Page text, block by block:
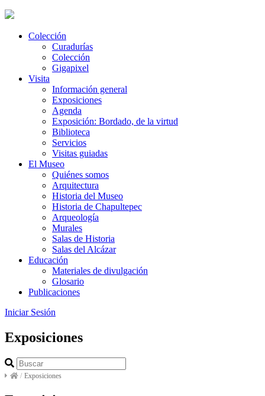
Colección
Curadurías
Colección
Gigapixel
Visita
Información general
Exposiciones
Agenda
Exposición: Bordado, de la virtud
Biblioteca
Servicios
Visitas guiadas
El Museo
Quiénes somos
Arquitectura
Historia del Museo
Historia de Chapultepec
Arqueología
Murales
Salas de Historia
Salas del Alcázar
Educación
Materiales de divulgación
Glosario
Publicaciones
Iniciar Sesión
Exposiciones
/ Exposiciones